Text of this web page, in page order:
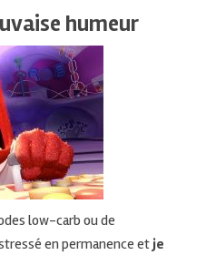
humeur
low-carb ou de
en permanence etje